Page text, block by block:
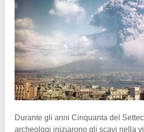
Durante gli anni Cinquanta del
archeologi iniziarono gli scavi nella